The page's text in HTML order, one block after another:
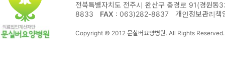
전북특별자치도 전주시 완산구 충경로 91(경원동
8833
FAX : 063)282-8837 개인정보관리책
Copyright © 2012 문실버요양병원. All Rights Reserved.